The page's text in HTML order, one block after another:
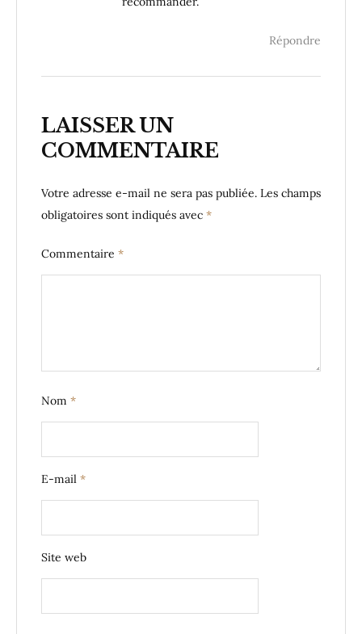
Répondre
LAISSER UN
COMMENTAIRE
Votre adresse e-mail ne sera pas publiée. Les champs
obligatoires sont indiqués avec *
Commentaire *
Nom *
E-mail *
Site web